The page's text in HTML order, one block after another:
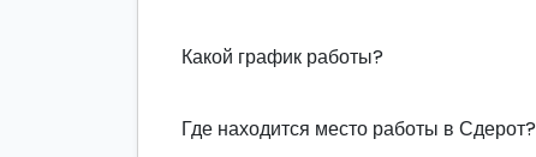
Какой график работы?
Где находится место работы в Сдерот?